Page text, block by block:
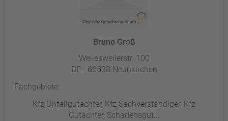
Bruno Groß
Wellesweilerstr. 100
DE - 66538 Neunkirchen
Fachgebiete:
Kfz Unfallgutachter, Kfz Sachverständiger, Kfz
Gutachter, Schadensgut...